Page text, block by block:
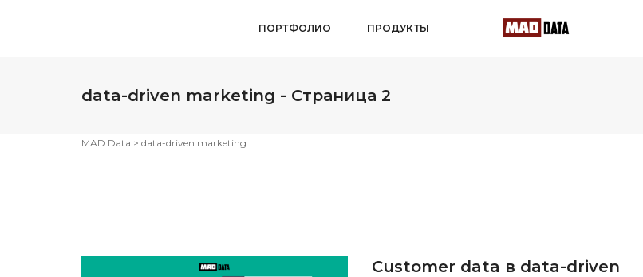
ПОРТФОЛИО ПРОДУКТЫ
data-driven marketing - Страница 2
MAD Data > data-driven marketing
Customer data в data-driven